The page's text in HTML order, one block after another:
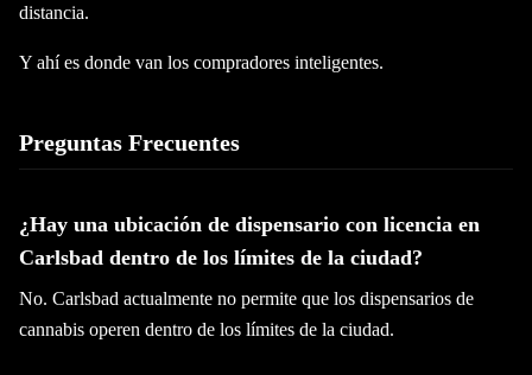
distancia.
Y ahí es donde van los compradores inteligentes.
Preguntas Frecuentes
¿Hay una ubicación de dispensario con licencia en
Carlsbad dentro de los límites de la ciudad?
No. Carlsbad actualmente no permite que los dispensarios de
cannabis operen dentro de los límites de la ciudad.